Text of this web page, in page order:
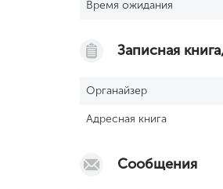
Время ожидания
Записная
Органайзер
Адресная книга
Сообщения